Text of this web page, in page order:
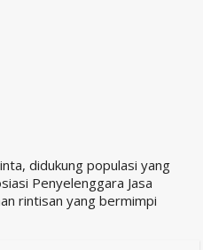
didukung populasi yang
Penyelenggara Jasa
rintisan yang bermimpi